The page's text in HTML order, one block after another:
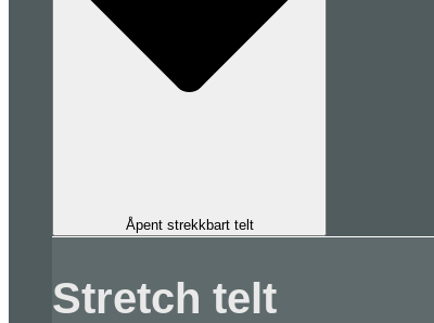
Åpent strekkbart telt
Stretch telt